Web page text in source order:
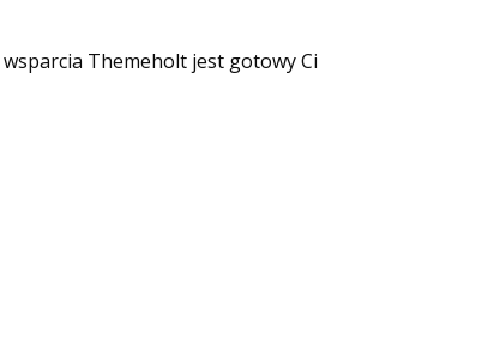
Themeholt jest gotowy Ci